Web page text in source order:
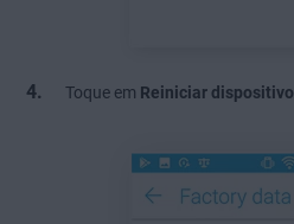
Toque em Reiniciar dispositivo